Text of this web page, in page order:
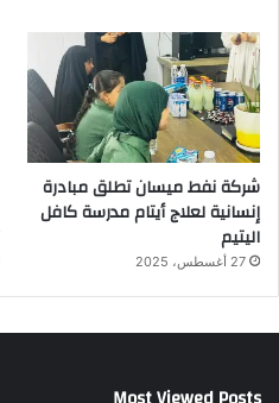
شركة نفط ميسان تطلق مبادرة
إنسانية لعلاج أيتام مدرسة كافل
اليتيم
27 أغسطس، 2025